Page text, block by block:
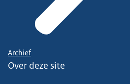
Archief
Over deze site